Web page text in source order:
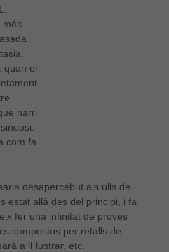
més
quan el
narri
com fa
desapercebut als ulls de
estat allà des del principi, i fa
fer una infinitat de proves
compostos per retalls de
a il·lustrar, etc.